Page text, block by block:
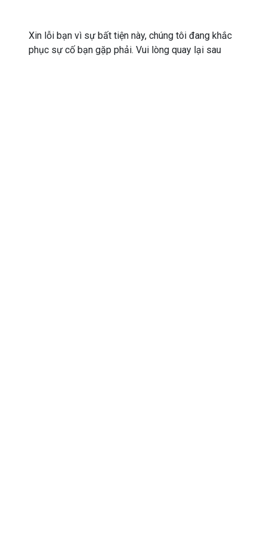
Xin lỗi bạn vì sự bất tiện này, chúng tôi đang khắc
phục sự cố bạn gặp phải. Vui lòng quay lại sau